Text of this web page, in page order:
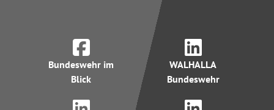
Bundeswehr im
Blick
WALHALLA
Bundeswehr